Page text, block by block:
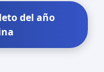
del año